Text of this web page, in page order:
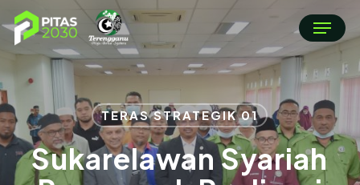
Skip
to
main
content
Menu
TERAS STRATEGIK 01
Sukarelawan Syariah